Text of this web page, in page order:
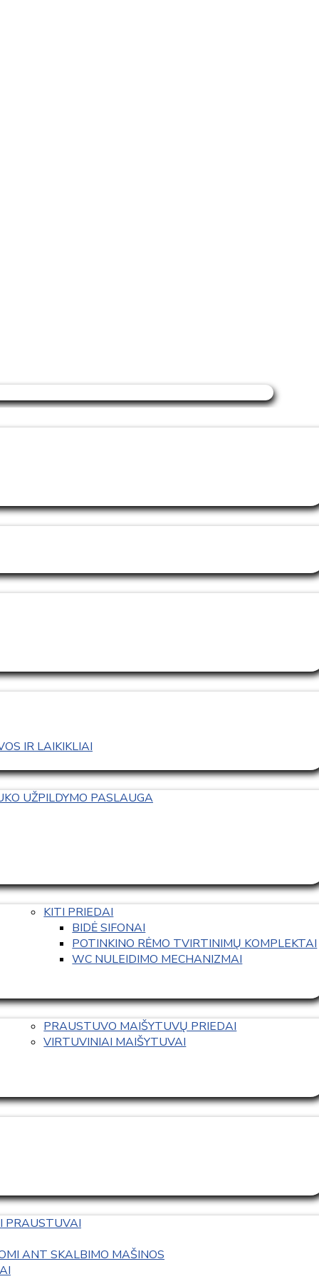
IR LAIKIKLIAI
UŽPILDYMO PASLAUGA
KITI PRIEDAI
BIDĖ SIFONAI
POTINKINO RĖMO TVIRTINIMŲ KOMPLEKTAI
WC NULEIDIMO MECHANIZMAI
PRAUSTUVO MAIŠYTUVŲ PRIEDAI
VIRTUVINIAI MAIŠYTUVAI
PRAUSTUVAI
ANT SKALBIMO MAŠINOS